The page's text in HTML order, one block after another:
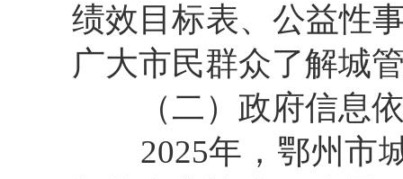
绩效目标表、公益性
广大市民群众了解城
（二）政府信息依
2025年，鄂州市城